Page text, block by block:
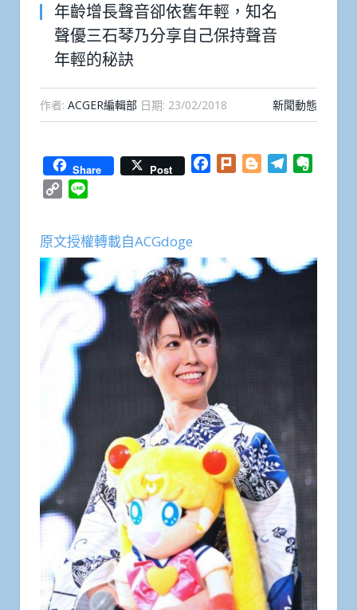
年齡增長聲音卻依舊年輕，知名
聲優三石琴乃分享自己保持聲音
年輕的秘訣
作者: ACGER編輯部 日期: 23/02/2018 新聞動態
Share Post Facebook
Plurk BloggerTelegram
Copy
原文授權轉載自ACGdoge